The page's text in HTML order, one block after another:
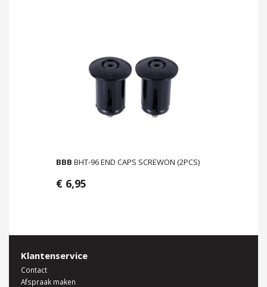
BBB BHT-96 END CAPS SCREWON (2PCS)
€ 6,95
Klantenservice
Contact
Afspraak maken